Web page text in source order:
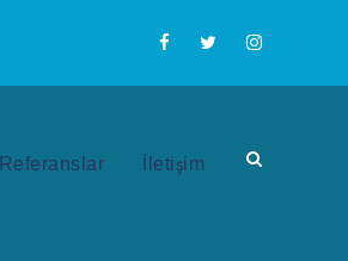
Referanslar İletişim